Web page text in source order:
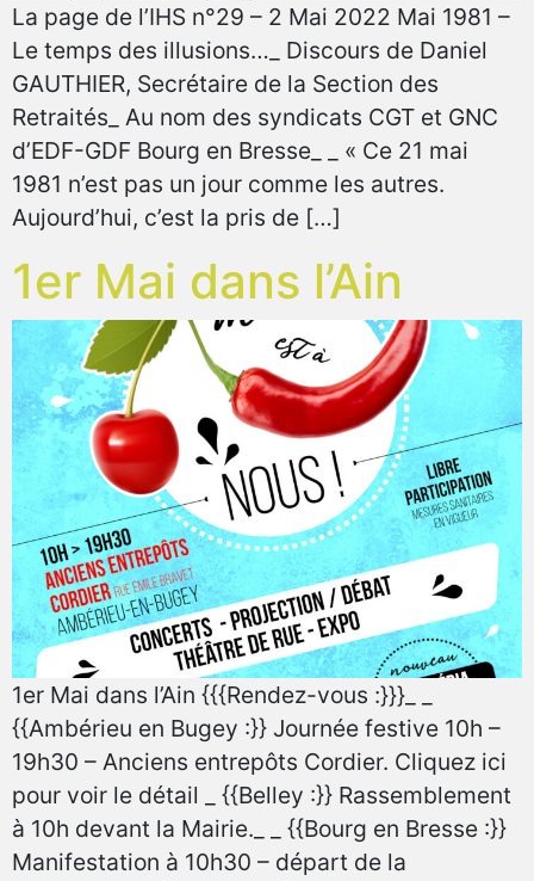
La page de l’IHS n°29 – 2 Mai 2022 Mai 1981 –
Le temps des illusions…_ Discours de Daniel
GAUTHIER, Secrétaire de la Section des
Retraités_ Au nom des syndicats CGT et GNC
d’EDF-GDF Bourg en Bresse_ _ « Ce 21 mai
1981 n’est pas un jour comme les autres.
Aujourd’hui, c’est la pris de […]
1er Mai dans l’Ain
1er Mai dans l’Ain {{{Rendez-vous :}}}_ _
{{Ambérieu en Bugey :}} Journée festive 10h –
19h30 – Anciens entrepôts Cordier. Cliquez ici
pour voir le détail _ {{Belley :}} Rassemblement
à 10h devant la Mairie._ _ {{Bourg en Bresse :}}
Manifestation à 10h30 – départ de la